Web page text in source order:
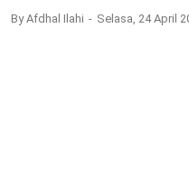
ByAfdhal Ilahi Selasa, 24 April